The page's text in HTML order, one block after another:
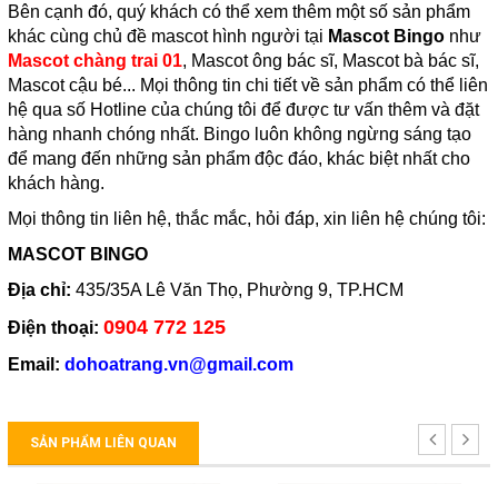
Bên cạnh đó, quý khách có thể xem thêm một số sản phẩm
khác cùng chủ đề mascot hình người tại Mascot Bingo như
Mascot chàng trai 01, Mascot ông bác sĩ, Mascot bà bác sĩ,
Mascot cậu bé... Mọi thông tin chi tiết về sản phẩm có thể liên
hệ qua số Hotline của chúng tôi để được tư vấn thêm và đặt
hàng nhanh chóng nhất. Bingo luôn không ngừng sáng tạo
để mang đến những sản phẩm độc đáo, khác biệt nhất cho
khách hàng.
Mọi thông tin liên hệ, thắc mắc, hỏi đáp, xin liên hệ chúng tôi:
MASCOT BINGO
Địa chỉ: 435/35A Lê Văn Thọ, Phường 9, TP.HCM
Điện thoại: 0904 772 125
Email: dohoatrang.vn@gmail.com
SẢN PHẨM LIÊN QUAN